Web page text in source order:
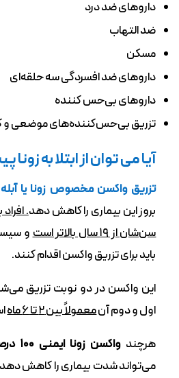
داروهای ضد درد
ضد التهاب
مسکن
داروهای ضد افسردگی سه حلقه‌ای
داروهای بی‌حس کننده
تزریق بی‌حس‌کننده‌های موضعی و
آیا می توان از ابتلا به
تزریق واکسن مخصوص زونا یا
بروز این بیماری را کاهش دهد
سن‌شان از ۱۹ سال بالاتر است
و
باید برای تزریق واکسن اقدام کنند.
این واکسن در دو نوبت تزریق
اول و دوم آنمعمولاً بین ۲ تا ۶ ماه
هرچند واکسن زونا ایمنی ۱۰۰ درصدی ایجاد نمی‌کند،
می‌تواند شدت بیماری را کاهش دهد